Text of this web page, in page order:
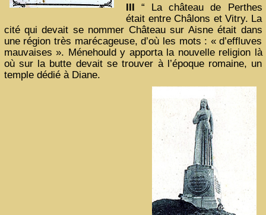
“ La château de Perthes
était entre Châlons et Vitry. La
cité qui devait se nommer Château sur Aisne était dans
une région très marécageuse, d’où les mots : « d’effluves
mauvaises ». Ménehould y apporta la nouvelle religion là
où sur la butte devait se trouver à l’époque romaine, un
temple dédié à Diane.